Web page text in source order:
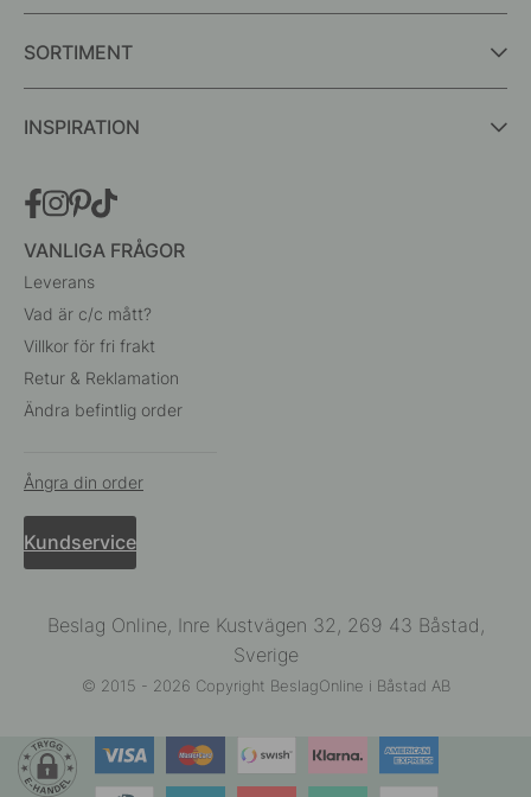
SORTIMENT
INSPIRATION
VANLIGA FRÅGOR
Leverans
Vad är c/c mått?
Villkor för fri frakt
Retur & Reklamation
Ändra befintlig order
Ångra din order
Kundservice
Beslag Online, Inre Kustvägen 32, 269 43 Båstad,
Sverige
© 2015 - 2026 Copyright BeslagOnline i Båstad AB